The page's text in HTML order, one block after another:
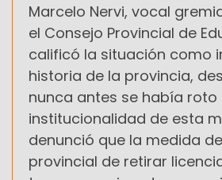
Marcelo Nervi, vocal
el Consejo Provincial de
calificó la situación como
historia de la provincia,
nunca antes se había roto
institucionalidad de esta
denunció que la medida
provincial de retirar